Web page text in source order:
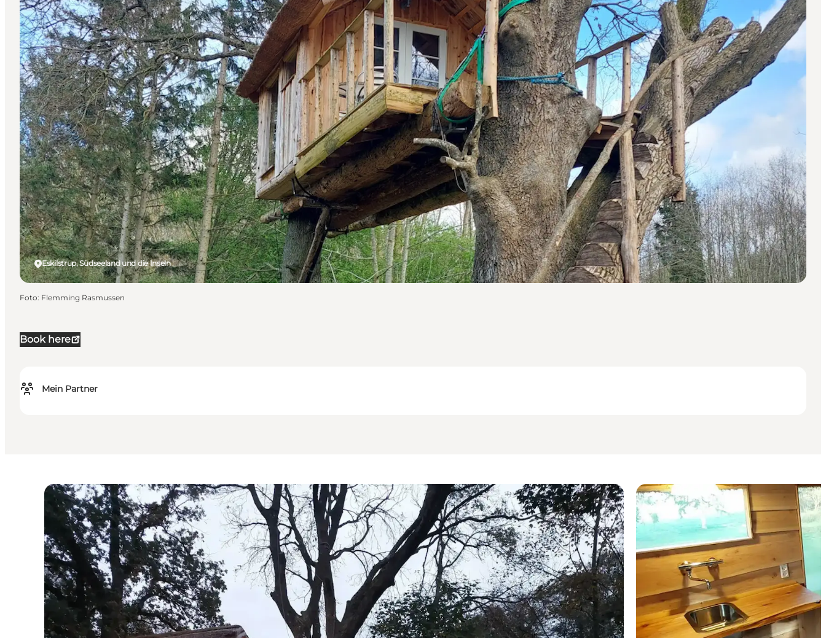
Book here
Mein Partner
Eskilstrup, Südseeland und die Inseln
Foto: Flemming Rasmussen